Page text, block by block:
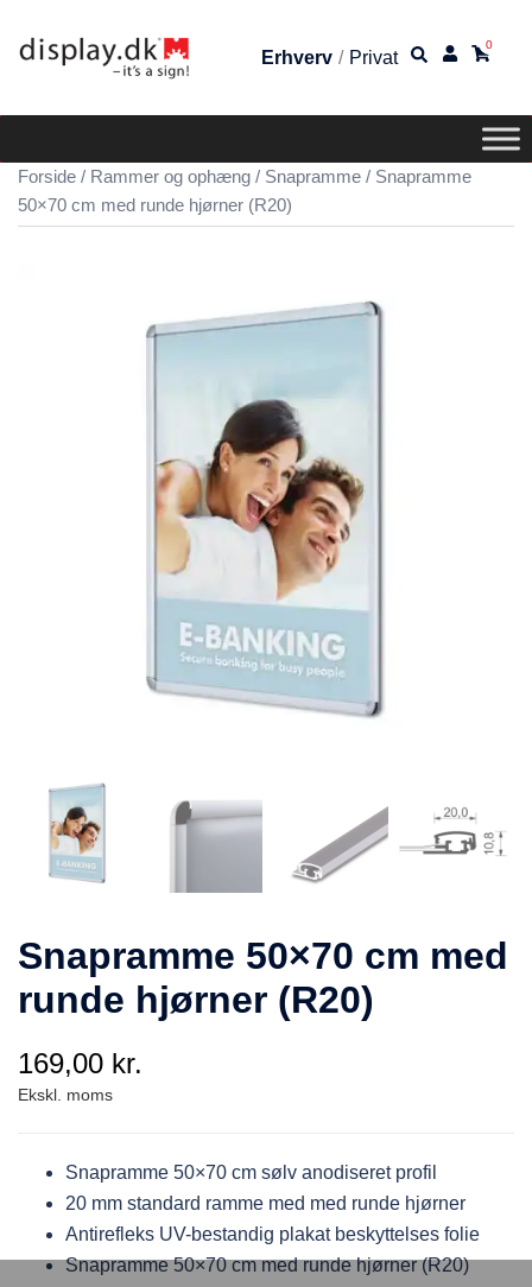
Erhverv / Privat
0
Forside / Rammer og ophæng / Snapramme / Snapramme
50×70 cm med runde hjørner (R20)
Snapramme 50×70 cm med
runde hjørner (R20)
169,00 kr.
Snapramme 50×70 cm sølv anodiseret profil
20 mm standard ramme med med runde hjørner
Antirefleks UV-bestandig plakat beskyttelses folie
Snapramme 50×70 cm med runde hjørner (R20)